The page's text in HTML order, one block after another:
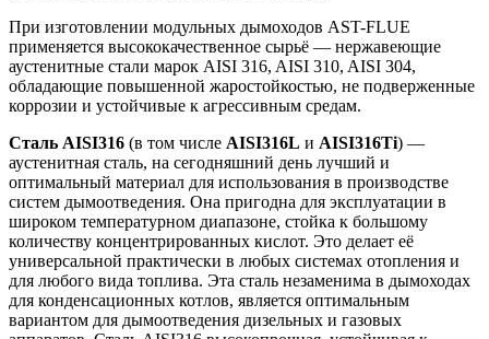
При изготовлении модульных дымоходов AST-FLUE
применяется высококачественное сырьё — нержавеющие
аустенитные стали марок AISI 316, AISI 310, AISI 304,
обладающие повышенной жаростойкостью, не подверженные
коррозии и устойчивые к агрессивным средам.
Сталь AISI316 (в том числе AISI316L и AISI316Ti) —
аустенитная сталь, на сегодняшний день лучший и
оптимальный материал для использования в производстве
систем дымоотведения. Она пригодна для эксплуатации в
широком температурном диапазоне, стойка к большому
количеству концентрированных кислот. Это делает её
универсаль­ной практически в любых системах отопления и
для любого вида топлива. Эта сталь незаменима в дымоходах
для конденсационных котлов, является оптимальным
вариантом для дымоотведения дизельных и газовых